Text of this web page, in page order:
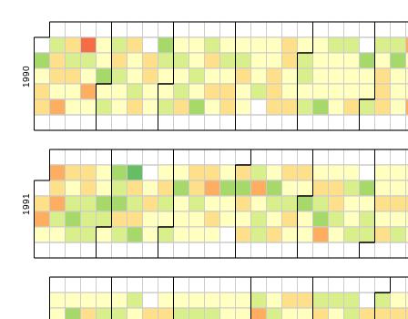
1990
1991